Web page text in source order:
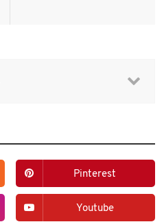
Pinterest
Youtube